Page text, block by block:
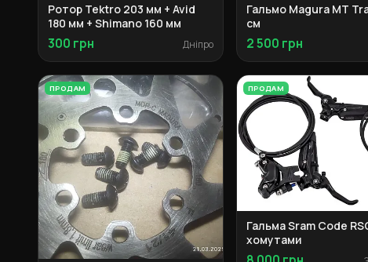
Ротор Tektro 203 мм + Avid
180 мм + Shimano 160 мм
300 грн Дніпро
Гальмо Magura MT
см
2 500 грн
ПРОДАМ ПРОДАМ
Гальма Sram Code
хомутами